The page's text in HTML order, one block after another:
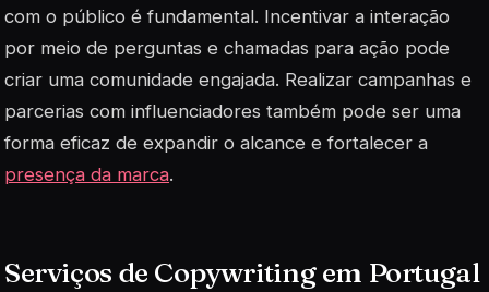
com o público é fundamental. Incentivar a interação
por meio de perguntas e chamadas para ação pode
criar uma comunidade engajada. Realizar campanhas e
parcerias com influenciadores também pode ser uma
forma eficaz de expandir o alcance e fortalecer a
presença da marca.
Serviços de Copywriting em Portugal